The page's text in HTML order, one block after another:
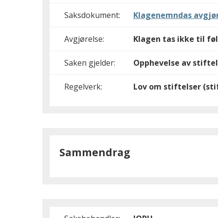
Saksdokument: Klagenemndas
Avgjørelse: Klagen tas ikke til
Saken gjelder: Opphevelse av
Regelverk: Lov om stiftelser
Sammendrag